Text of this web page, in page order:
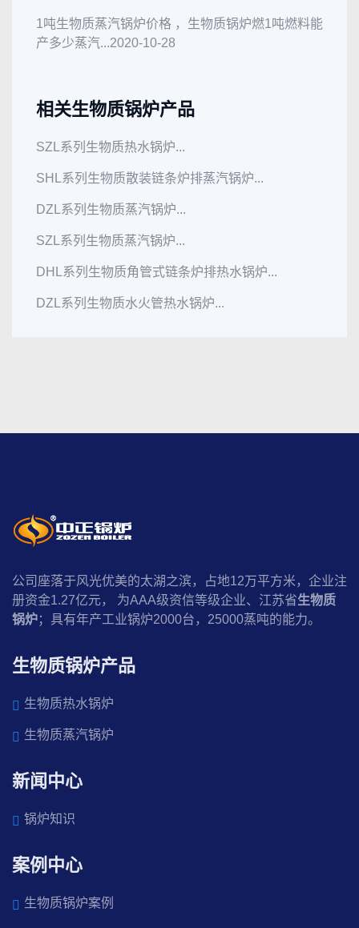
1吨生物质蒸汽锅炉价格 ，生物质锅炉燃1吨燃料能
产多少蒸汽...2020-10-28
相关生物质锅炉产品
SZL系列生物质热水锅炉...
SHL系列生物质散装链条炉排蒸汽锅炉...
DZL系列生物质蒸汽锅炉...
SZL系列生物质蒸汽锅炉...
DHL系列生物质角管式链条炉排热水锅炉...
DZL系列生物质水火管热水锅炉...
公司座落于风光优美的太湖之滨，占地12万平方米，企业注
册资金1.27亿元， 为AAA级资信等级企业、江苏省生物质
锅炉；具有年产工业锅炉2000台，25000蒸吨的能力。
生物质锅炉产品
生物质热水锅炉
生物质蒸汽锅炉
新闻中心
锅炉知识
案例中心
生物质锅炉案例